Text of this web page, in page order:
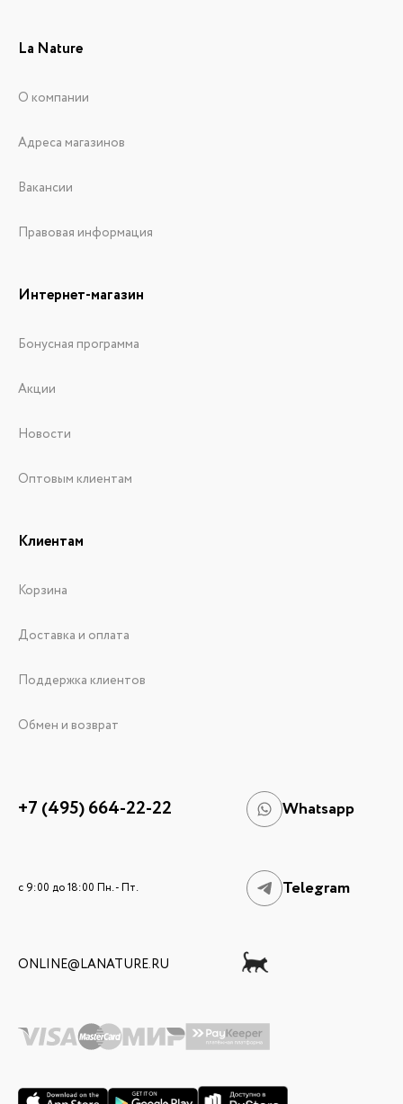
La Nature
О компании
Адреса магазинов
Вакансии
Правовая информация
Интернет-магазин
Бонусная программа
Акции
Новости
Оптовым клиентам
Клиентам
Корзина
Доставка и оплата
Поддержка клиентов
Обмен и возврат
+7 (495) 664-22-22 Whatsapp
c 9:00 до 18:00 Пн. - Пт. Telegram
ONLINE@LANATURE.RU